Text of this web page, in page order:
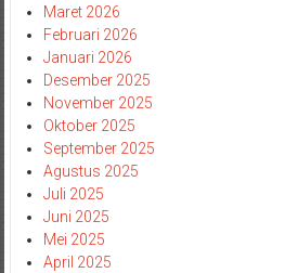
Maret 2026
Februari 2026
Januari 2026
Desember 2025
November 2025
Oktober 2025
September 2025
Agustus 2025
Juli 2025
Juni 2025
Mei 2025
April 2025